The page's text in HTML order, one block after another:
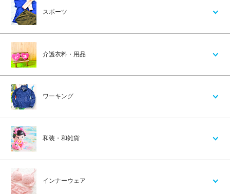
スポーツ
介護衣料・用品
ワーキング
和装・和雑貨
インナーウェア